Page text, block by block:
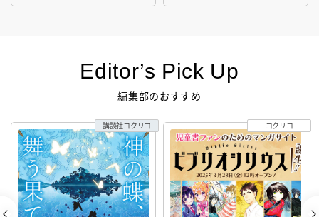
Editor’s Pick Up
編集部のおすすめ
講談社コクリコ コクリコ